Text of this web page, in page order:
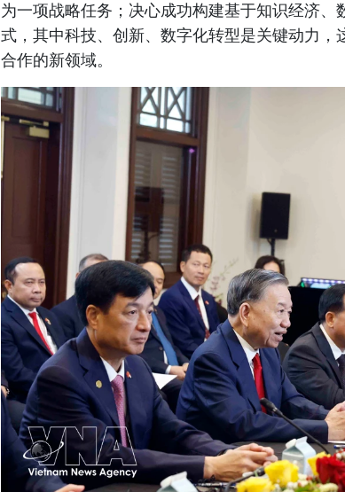
为一项战略任务；决心成功构建基于知识经济、
式，其中科技、创新、数字化转型是关键动力，
合作的新领域。